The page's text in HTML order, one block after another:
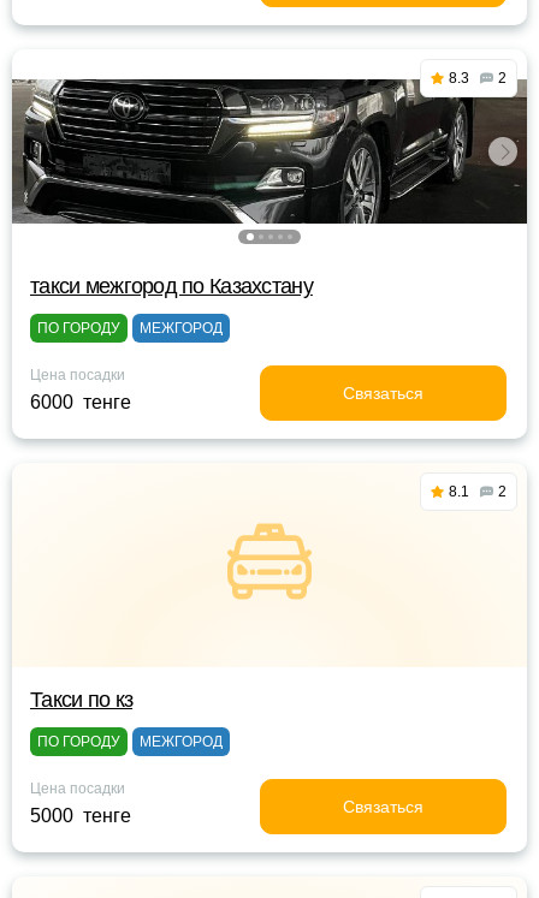
8.3 2
такси межгород по Казахстану
ПО ГОРОДУ МЕЖГОРОД
Цена посадки
6000 тенге Связаться
8.1 2
Такси по кз
ПО ГОРОДУ МЕЖГОРОД
Цена посадки
5000 тенге Связаться